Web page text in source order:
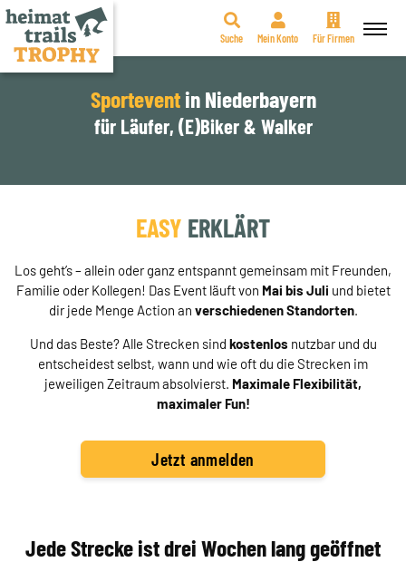
Zum
Suche Mein Konto Für Firmen
Sporteventin Niederbayern
für Läufer, (E)Biker & Walker
EASY ERKLÄRT
Los geht’s – allein oder ganz entspannt gemeinsam mit Freunden,
Familie oder Kollegen! Das Event läuft von Mai bis Juli und bietet
dir jede Menge Action an verschiedenen Standorten.
Und das Beste? Alle Strecken sind kostenlos nutzbar und du
entscheidest selbst, wann und wie oft du die Strecken im
jeweiligen Zeitraum absolvierst. Maximale Flexibilität,
maximaler Fun!
Jetzt anmelden
Jede Strecke ist drei Wochen lang geöffnet